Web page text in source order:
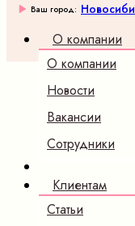
Ваш город:
О компании
О компании
Новости
Вакансии
Сотрудники
Клиентам
Статьи